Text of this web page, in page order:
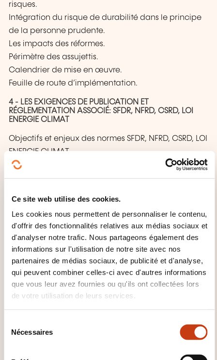
Ce site web utilise des cookies.
Les cookies nous permettent de personnaliser le contenu,
d'offrir des fonctionnalités relatives aux médias sociaux et
d'analyser notre trafic. Nous partageons également des
informations sur l'utilisation de notre site avec nos
partenaires de médias sociaux, de publicité et d'analyse,
qui peuvent combiner celles-ci avec d'autres informations
que vous leur avez fournies ou qu'ils ont collectées lors
de votre utilisation de leurs services.
Nécessaires
risques.
Intégration du risque de durabilité dans le principe
de la personne prudente.
Les impacts des réformes.
Périmètre des assujettis.
Calendrier de mise en œuvre.
Feuille de route d’implémentation.
4 - LES EXIGENCES DE PUBLICATION ET
RÉGLEMENTATION ASSOCIÉ: SFDR, NFRD, CSRD, LOI
ENERGIE CLIMAT
Objectifs et enjeux des normes SFDR, NFRD, CSRD, LOI
ENERGIE CLIMAT.
Principales exigences.
Calendrier de mise en œuvre.
5 - STRATÉGIE D’INVESTISSEMENT DURABLES
Les différentes stratégies d’investissement durables:
Engagement.
Accompagnement.
Best in class.
Best effort.
Adaptation de la stratégie de tarification et de